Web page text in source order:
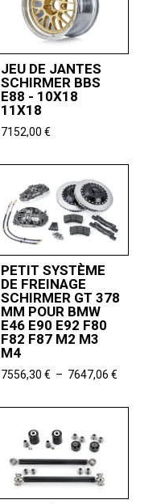
JEU DE JANTES
SCHIRMER BBS
E88 - 10X18
11X18
7152,00 €
PETIT SYSTÈME
DE FREINAGE
SCHIRMER GT 378
MM POUR BMW
E46 E90 E92 F80
F82 F87 M2 M3
M4
7556,30 € – 7647,06 €Plage
prix :